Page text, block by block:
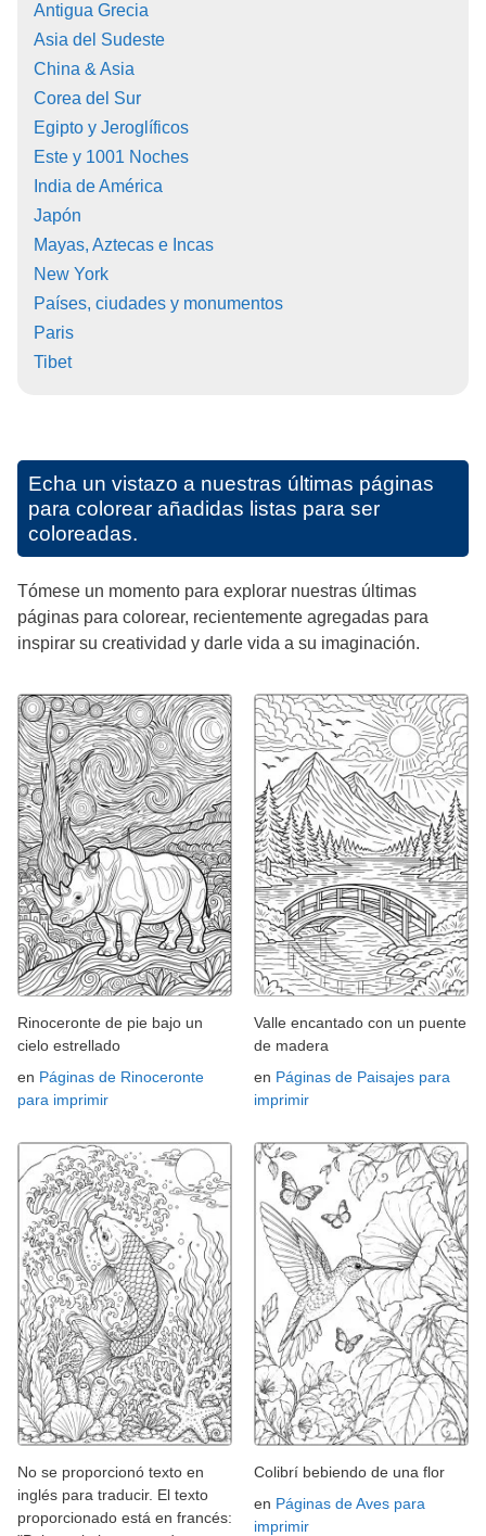
Antigua Grecia
Asia del Sudeste
China & Asia
Corea del Sur
Egipto y Jeroglíficos
Este y 1001 Noches
India de América
Japón
Mayas, Aztecas e Incas
New York
Países, ciudades y monumentos
Paris
Tibet
Echa un vistazo a nuestras últimas páginas
para colorear añadidas listas para ser
coloreadas.
Tómese un momento para explorar nuestras últimas
páginas para colorear, recientemente agregadas para
inspirar su creatividad y darle vida a su imaginación.
Rinoceronte de pie bajo un
cielo estrellado
en Páginas de Rinoceronte
para imprimir
Valle encantado con un puente
de madera
en Páginas de Paisajes para
imprimir
No se proporcionó texto en
inglés para traducir. El texto
proporcionado está en francés:
Colibrí bebiendo de una flor
en Páginas de Aves para
imprimir